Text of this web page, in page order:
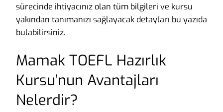
sürecinde ihtiyacınız olan tüm bilgileri ve kursu
yakından tanımanızı sağlayacak detayları bu yazıda
bulabilirsiniz.
Mamak TOEFL Hazırlık
Kursu’nun Avantajları
Nelerdir?